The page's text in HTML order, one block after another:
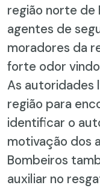
região norte de
agentes de
moradores da
forte odor
As autoridades
região para
identificar o
motivação dos
Bombeiros
auxiliar no